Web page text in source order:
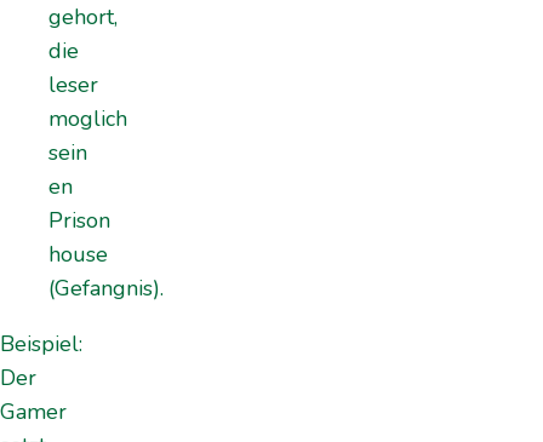
gehort,
die
leser
moglich
sein
en
Prison
house
(Gefangnis).
Beispiel:
Der
Gamer